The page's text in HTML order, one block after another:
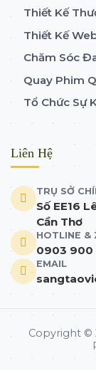
Thiết Kế
Thiết Kế
Chăm Sóc
Quay Phim
Tổ Chức Sự
Liên Hệ
TRỤ SỞ
Số EE16
Cần Thơ
HOTLINE &
0903 900
EMAIL
Copyright ©